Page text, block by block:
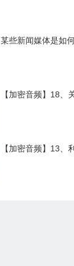
某些新闻媒体是如
【加密音频】18、
【加密音频】13、